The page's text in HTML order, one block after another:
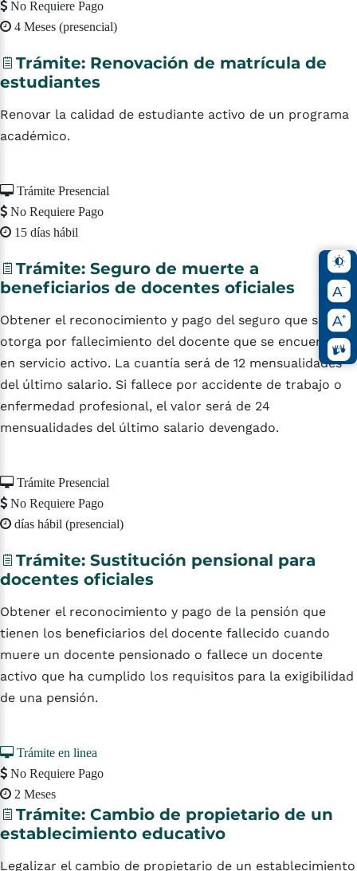
No Requiere Pago
4 Meses (presencial)
Trámite: Renovación de matrícula de
estudiantes
Renovar la calidad de estudiante activo de un programa
académico.
Trámite Presencial
No Requiere Pago
15 días hábil
Trámite: Seguro de muerte a
beneficiarios de docentes oficiales
Obtener el reconocimiento y pago del seguro que se
otorga por fallecimiento del docente que se encuentre
en servicio activo. La cuantía será de 12 mensualidades
del último salario. Si fallece por accidente de trabajo o
enfermedad profesional, el valor será de 24
mensualidades del último salario devengado.
Trámite Presencial
No Requiere Pago
días hábil (presencial)
Trámite: Sustitución pensional para
docentes oficiales
Obtener el reconocimiento y pago de la pensión que
tienen los beneficiarios del docente fallecido cuando
muere un docente pensionado o fallece un docente
activo que ha cumplido los requisitos para la exigibilidad
de una pensión.
Trámite en linea
No Requiere Pago
2 Meses
Trámite: Cambio de propietario de un
establecimiento educativo
Legalizar el cambio de propietario de un establecimiento